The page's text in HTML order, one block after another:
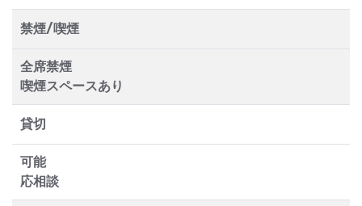
禁煙/喫煙
全席禁煙
喫煙スペースあり
貸切
可能
応相談